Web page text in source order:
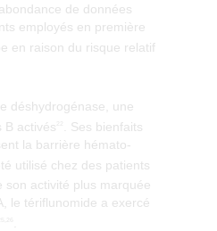
de données
employés en première
en raison du risque relatif
déshydrogénase, une
B activés
. Ses bienfaits
la barrière hémato-
utilisé chez des patients
son activité plus marquée
le tériflunomide a exercé